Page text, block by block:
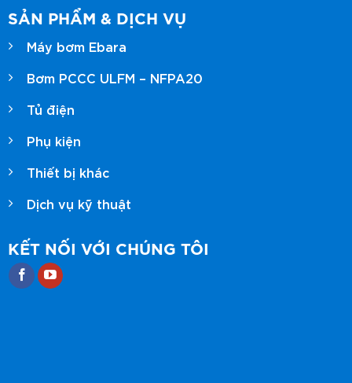
SẢN PHẨM & DỊCH VỤ
Máy bơm Ebara
Bơm PCCC ULFM – NFPA20
Tủ điện
Phụ kiện
Thiết bị khác
Dịch vụ kỹ thuật
KẾT NỐI VỚI CHÚNG TÔI